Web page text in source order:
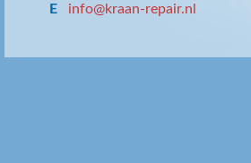
E
info@kraan-repair.nl